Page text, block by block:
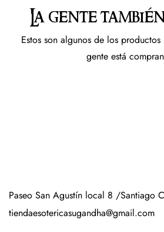
La gente
Estos son algunos de los
gente está
Paseo San Agustín local 8 /Santiago
tiendaesotericasugandha@gmail.com